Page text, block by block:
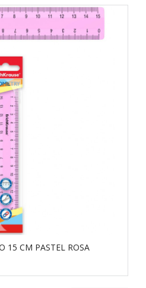
15 CM PASTEL ROSA